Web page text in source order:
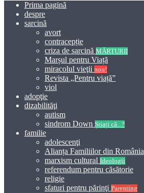
Prima pagină
despre
sarcină
avort
contracepție
criza de sarcină MĂRTURII
Marșul pentru Viață
miracolul vieţii nou!
Revista „Pentru viață”
viol
adopţie
dizabilităţi
autism
sindrom Down Știați că...?
familie
adolescenţi
Alianța Familiilor din România
marxism cultural Ideologii
referendum pentru căsătorie
religie
sfaturi pentru părinţi Parenting